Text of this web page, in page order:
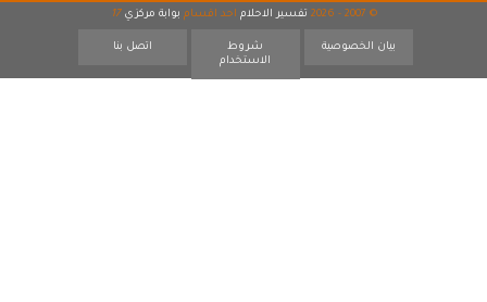
© 2007 - 2026 تفسير الاحلام احد اقسام بوابة مركزي 17
بيان الخصوصية
شروط
الاستخدام
اتصل بنا